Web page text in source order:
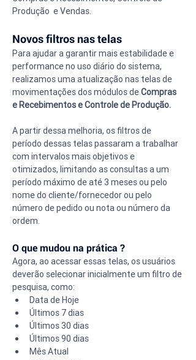
Produção  e Vendas.
Novos filtros nas telas
Para ajudar a garantir mais estabilidade e
performance no uso diário do sistema,
realizamos uma atualização nas telas de
movimentações dos módulos de Compras
e Recebimentos e Controle de Produção.
A partir dessa melhoria, os filtros de
período dessas telas passaram a trabalhar
com intervalos mais objetivos e
otimizados, limitando as consultas a um
período máximo de até 3 meses ou pelo
nome do cliente/fornecedor ou pelo
número de pedido ou nota ou número da
ordem.
O que mudou na prática ?
Agora, ao acessar essas telas, os usuários
deverão selecionar inicialmente um filtro de
pesquisa, como:
Data de Hoje
Últimos 7 dias
Últimos 30 dias
Últimos 90 dias
Mês Atual